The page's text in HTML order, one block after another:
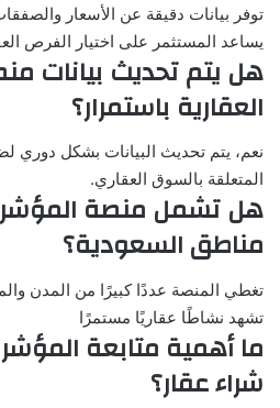
توفر بيانات دقيقة عن الأسعار
يساعد المستثمر على اختيار الفرص
هل يتم تحديث بيانات
العقارية باستمرار؟
نعم، يتم تحديث البيانات بشكل
المتعلقة بالسوق العقاري.
هل تشمل منصة
مناطق السعودية؟
تغطي المنصة عددًا كبيرًا من المدن
تشهد نشاطًا عقاريًا مستمرًا
ما أهمية متابعة
شراء عقار؟